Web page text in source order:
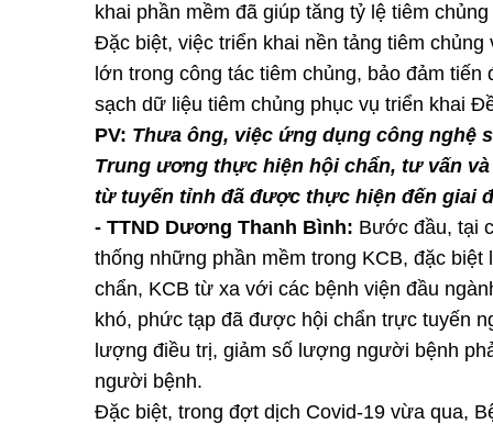
khai phần mềm đã giúp tăng tỷ lệ tiêm
Đặc biệt, việc triển khai nền tảng tiêm
lớn trong công tác tiêm chủng, bảo đảm
sạch dữ liệu tiêm chủng phục vụ triển khai
PV: Thưa ông, việc ứng dụng công nghệ
Trung ương thực hiện hội chẩn, tư vấn
từ tuyến tỉnh đã được thực hiện đến giai
- TTND Dương Thanh Bình: Bước đầu, tại
thống những phần mềm trong KCB, đặc
chẩn, KCB từ xa với các bệnh viện đầu
khó, phức tạp đã được hội chẩn trực tuyến
lượng điều trị, giảm số lượng người bệnh
người bệnh.
Đặc biệt, trong đợt dịch Covid-19 vừa qua,